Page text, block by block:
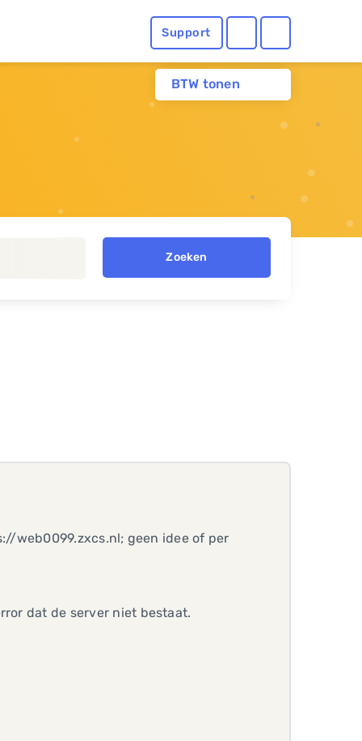
Support
BTW tonen
Zoeken
web0099.zxcs.nl; geen idee of per
dat de server niet bestaat.